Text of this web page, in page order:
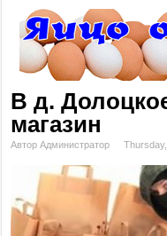
В д.
магазин
Автор Администратор